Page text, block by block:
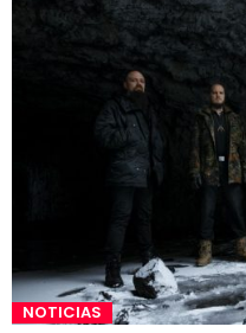
NOTICIAS